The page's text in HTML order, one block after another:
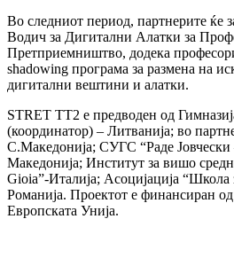
Во следниот период, партнерите ќе
Водич за Дигитални Алатки за
Претприемништво, додека
shadowing програма за размена на
дигитални вештини и алатки.
STRET TT2 е предводен од
(координатор) – Литванија; во
С.Македонија; СУГС “Раде
Македонија; Институт за вишо
Gioia”-Италија; Асоцијација “Школа
Романија. Проектот е финансиран
Европската Унија.